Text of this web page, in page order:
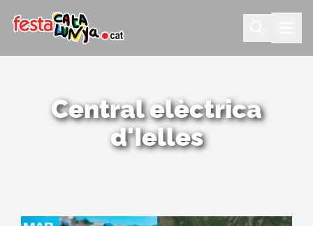
Central elèctrica
d'Ielles